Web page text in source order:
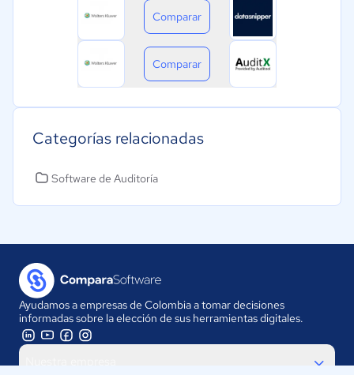
Comparar
Comparar
Categorías relacionadas
Software de Auditoría
Ayudamos a empresas de Colombia a tomar decisiones
informadas sobre la elección de sus herramientas digitales.